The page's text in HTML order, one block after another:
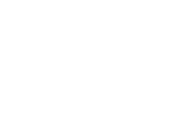
и сократил затраты на 110
комплексную ИТ-систему
продукции, которая
оборудования на 15% и
на 110 млн рублей.